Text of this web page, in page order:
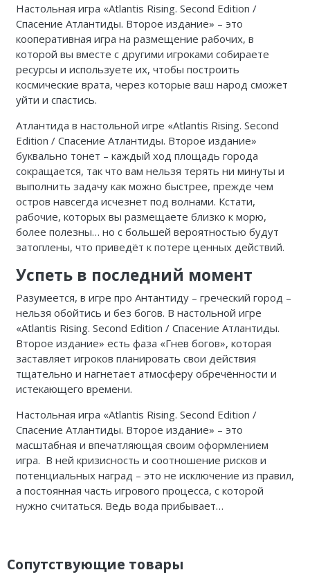
Настольная игра «Atlantis Rising. Second Edition /
Спасение Атлантиды. Второе издание» – это
кооперативная игра на размещение рабочих, в
которой вы вместе с другими игроками собираете
ресурсы и используете их, чтобы построить
космические врата, через которые ваш народ сможет
уйти и спастись.
Атлантида в настольной игре «Atlantis Rising. Second
Edition / Спасение Атлантиды. Второе издание»
буквально тонет – каждый ход площадь города
сокращается, так что вам нельзя терять ни минуты и
выполнить задачу как можно быстрее, прежде чем
остров навсегда исчезнет под волнами. Кстати,
рабочие, которых вы размещаете близко к морю,
более полезны… но с большей вероятностью будут
затоплены, что приведёт к потере ценных действий.
Успеть в последний момент
Разумеется, в игре про Антантиду – греческий город –
нельзя обойтись и без богов. В настольной игре
«Atlantis Rising. Second Edition / Спасение Атлантиды.
Второе издание» есть фаза «Гнев богов», которая
заставляет игроков планировать свои действия
тщательно и нагнетает атмосферу обречённости и
истекающего времени.
Настольная игра «Atlantis Rising. Second Edition /
Спасение Атлантиды. Второе издание» – это
масштабная и впечатляющая своим оформлением
игра. В ней кризисность и соотношение рисков и
потенциальных наград – это не исключение из правил,
а постоянная часть игрового процесса, с которой
нужно считаться. Ведь вода прибывает…
Сопутствующие товары